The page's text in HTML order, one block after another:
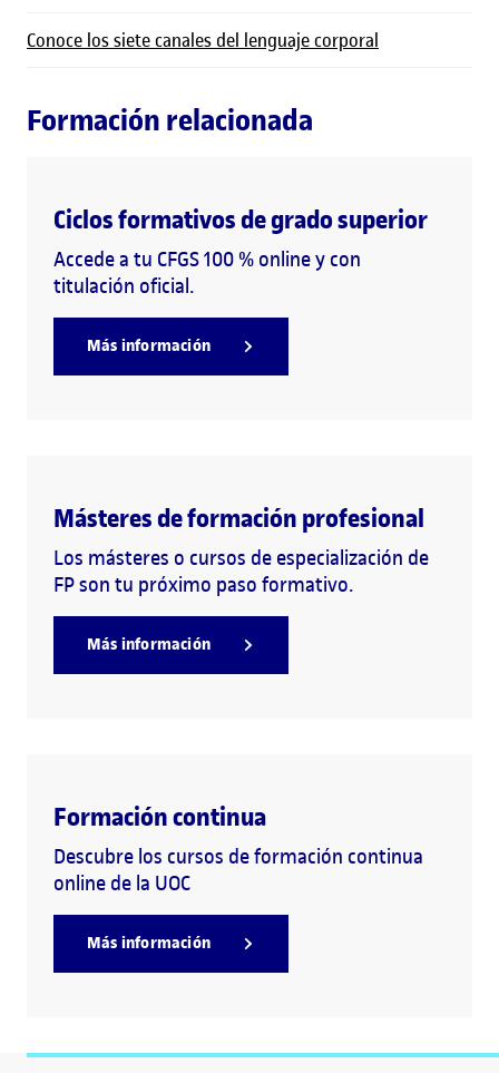
Conoce los siete canales del lenguaje corporal
Formación relacionada
Ciclos formativos de grado superior
Accede a tu CFGS 100 % online y con
titulación oficial.
Más información
Másteres de formación profesional
Los másteres o cursos de especialización de
FP son tu próximo paso formativo.
Más información
Formación continua
Descubre los cursos de formación continua
online de la UOC
Más información